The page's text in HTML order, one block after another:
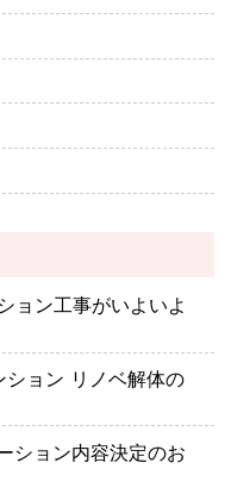
ョン工事がいよいよ
ション リノベ解体の
ション内容決定のお